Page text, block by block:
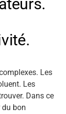
Les
Les
Dans ce
bon